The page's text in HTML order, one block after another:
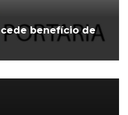
benefício de